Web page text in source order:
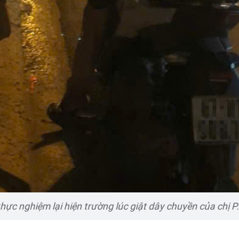
nghiệm lại hiện trường lúc giật dây chuyền của chị P.